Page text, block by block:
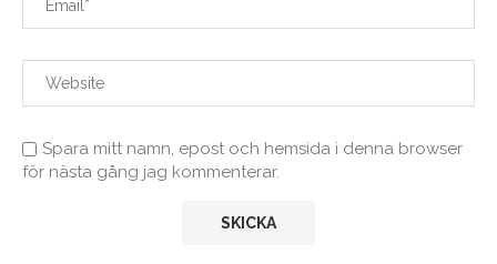
Spara mitt namn, epost och hemsida i denna browser
för nästa gång jag kommenterar.